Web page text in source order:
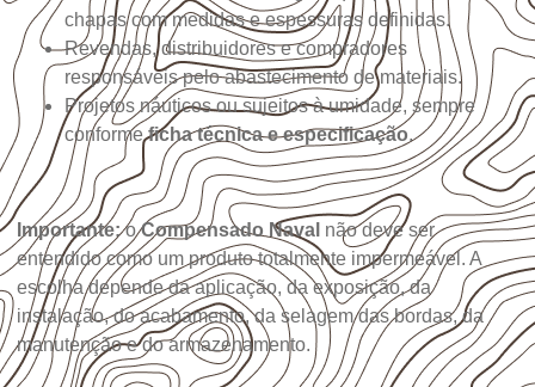
chapas com medidas e espessuras definidas.
Revendas, distribuidores e compradores
responsáveis pelo abastecimento de materiais.
Projetos náuticos ou sujeitos à umidade, sempre
conformeficha técnica e especificação.
Importante:oCompensado Naval não deve ser
entendido como um produto totalmente impermeável. A
escolha depende da aplicação, da exposição, da
instalação, do acabamento, da selagem das bordas, da
manutenção e do armazenamento.